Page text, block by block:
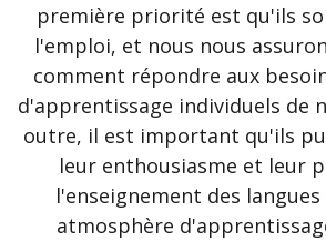
première priorité est qu'ils
l'emploi, et nous nous
comment répondre aux
d'apprentissage individuels de
outre, il est important qu'ils
leur enthousiasme et leur
l'enseignement des
atmosphère